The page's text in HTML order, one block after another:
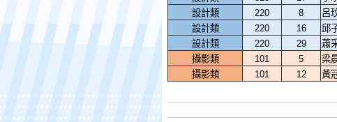
設計類
220 8 呂
設計類
220 16 邱
設計類
220 29 蕭
攝影類
101 5 梁
攝影類
101 12 黃